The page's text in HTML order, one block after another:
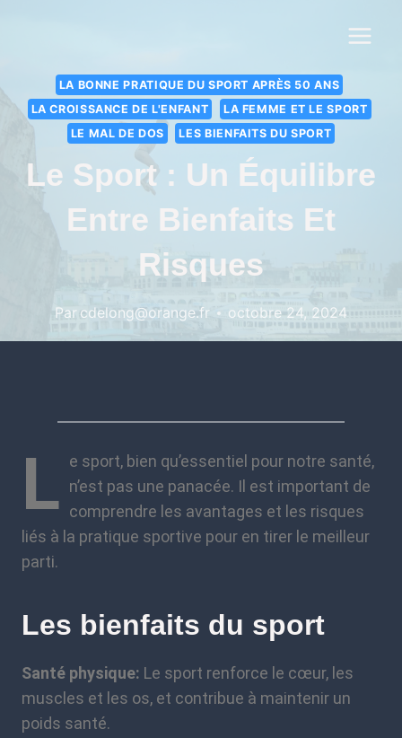
LA BONNE PRATIQUE DU SPORT APRÈS 50 ANS
LA CROISSANCE DE L'ENFANT
LA FEMME ET LE SPORT
LE MAL DE DOS
LES BIENFAITS DU SPORT
Le Sport : Un Équilibre
Entre Bienfaits Et
Risques
Par cdelong@orange.fr octobre 24, 2024
L e sport, bien qu’essentiel pour notre santé,
n’est pas une panacée. Il est important de
comprendre les avantages et les risques
liés à la pratique sportive pour en tirer le meilleur
parti.
Les bienfaits du sport
Santé physique: Le sport renforce le cœur, les
muscles et les os, et contribue à maintenir un
poids santé.